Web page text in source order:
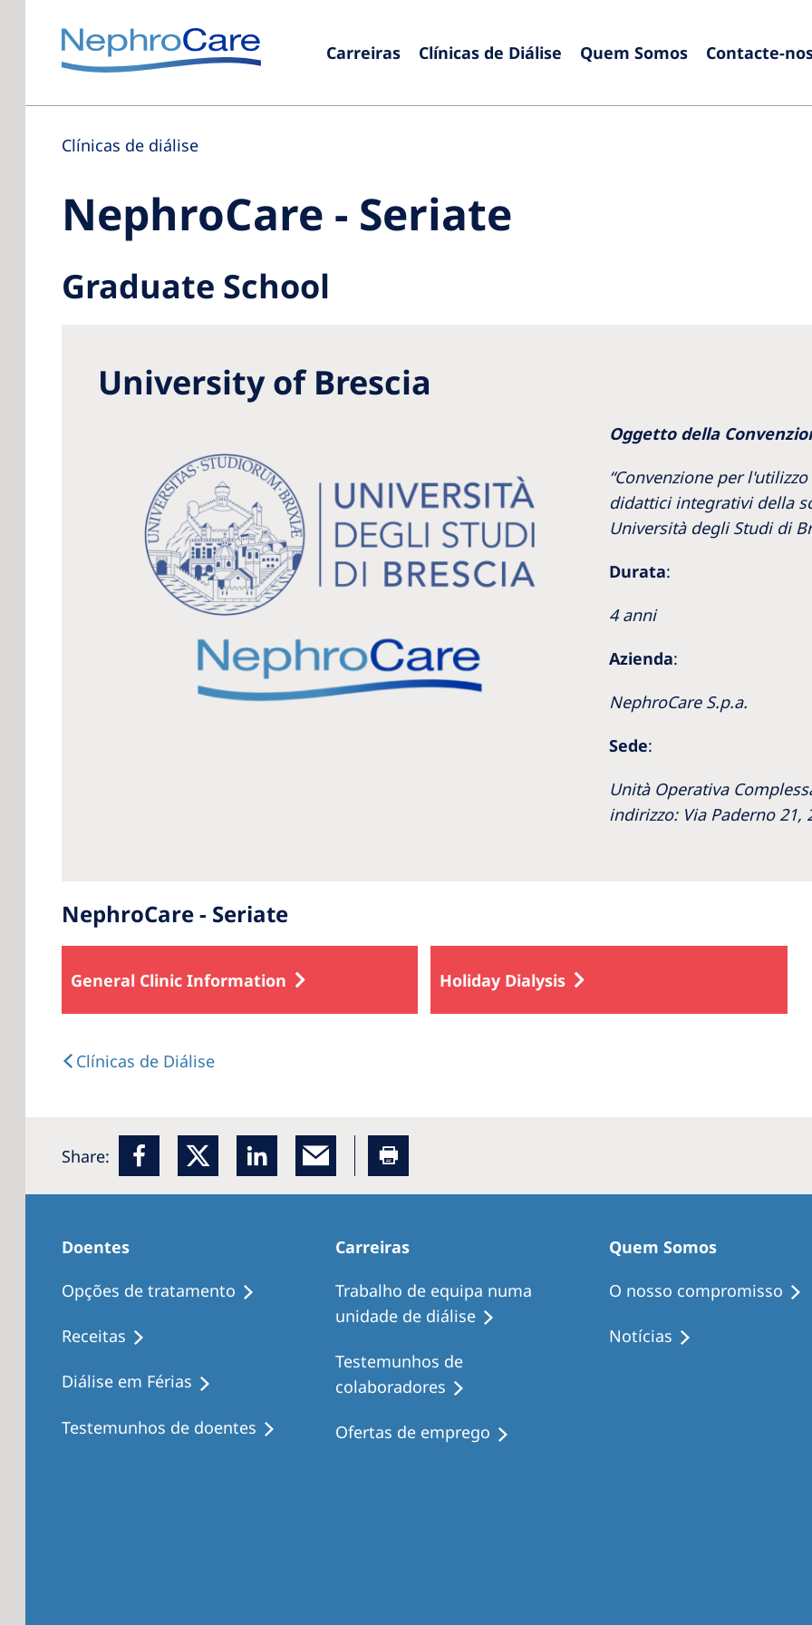
Carreiras Clínicas de Diálise Quem Somos Contacte-
Europe
Asia Pacific
Asia Pacific
Australia
Philippines
NephroCare International
Global Website
Clínicas de diálise
NephroCare - Seriate
Graduate School
University of Brescia
Oggetto della
“Convenzione per
didattici integrativi della
Università degli Studi di
Durata:
4 anni
Azienda:
NephroCare S.p.a.
Sede:
Unità Operativa
indirizzo: Via Paderno 21,
NephroCare - Seriate
General Clinic Information Holiday Dialysis
Clínicas de Diálise
Share:
Doentes
Opções de tratamento
Receitas
Diálise em Férias
Testemunhos de doentes
Carreiras
Trabalho de equipa numa
unidade de diálise
Testemunhos de
colaboradores
Ofertas de emprego
Quem Somos
O nosso compromisso
Notícias